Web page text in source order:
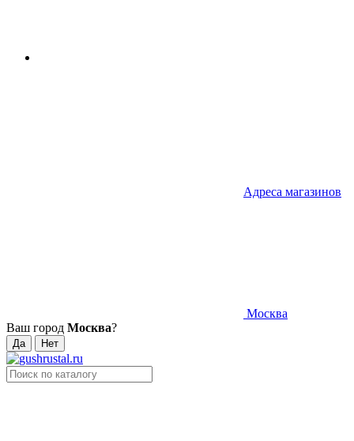
Адреса магазинов
Москва
Ваш город Москва?